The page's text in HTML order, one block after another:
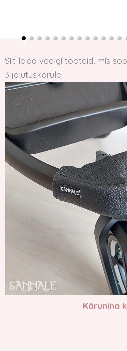
Siit leiad veelgi tooteid, mis
3 jalutuskärule:
Kärunina